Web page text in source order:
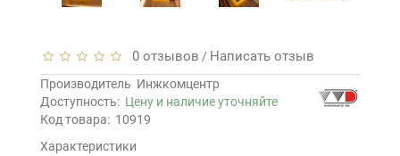
0 отзывов / Написать отзыв
Производитель Инжкомцентр
Доступность: Цену и наличие уточняйте
Код товара: 10919
Характеристики